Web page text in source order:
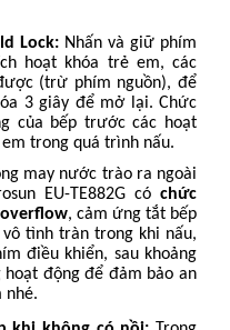
Lock: Nhấn và giữ phím
hoạt khóa trẻ em, các
(trừ phím nguồn), để
3 giây để mở lại. Chức
của bếp trước các hoạt
trong quá trình nấu.
may nước trào ra ngoài
EU-TE882G có chức
, cảm ứng tắt bếp
tình tràn trong khi nấu,
điều khiển, sau khoảng
động để đảm bảo an
nhé.